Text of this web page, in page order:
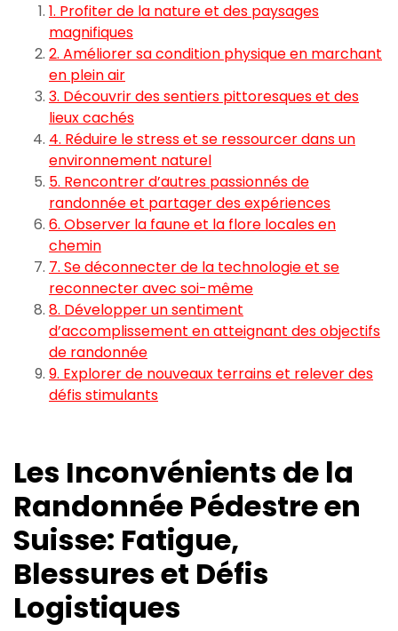
1. Profiter de la nature et des paysages
magnifiques
2. Améliorer sa condition physique en marchant
en plein air
3. Découvrir des sentiers pittoresques et des
lieux cachés
4. Réduire le stress et se ressourcer dans un
environnement naturel
5. Rencontrer d’autres passionnés de
randonnée et partager des expériences
6. Observer la faune et la flore locales en
chemin
7. Se déconnecter de la technologie et se
reconnecter avec soi-même
8. Développer un sentiment
d’accomplissement en atteignant des objectifs
de randonnée
9. Explorer de nouveaux terrains et relever des
défis stimulants
Les Inconvénients de la
Randonnée Pédestre en
Suisse: Fatigue,
Blessures et Défis
Logistiques